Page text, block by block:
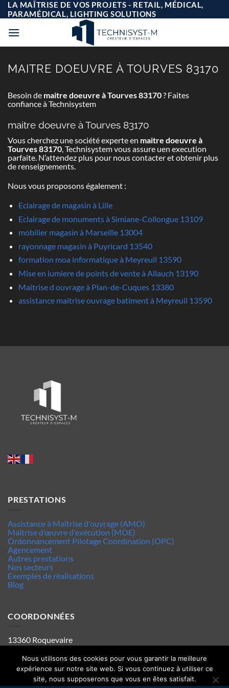
Passer
au
contenu
LA MAÎTRISE DE VOS PROJETS - RETAIL, MÉDICAL,
PARAMÉDICAL, LIGHTING SOLUTIONS
MAITRE DOEUVRE À TOURVES 83170
Besoin de maitre doeuvre à Tourves 83170? Faites
confiance à Technisystem
maitre doeuvre à Tourves 83170
Vous cherchez une société experte en maitre doeuvre à
Tourves 83170, Technisystem vous assure uen execution
parfaite. N’attendez plus pour nous contacter et obtenir plus
de renseignements.
Nous vous proposons également :
Eclairage de magasin à Lille
Eclairage de monuments à Simiane-Collongue 13109
mobilier magasin à Marseille 13004
rayonnage magasin à Puyricard 13540
formation moa informatique à Meyreuil 13590
Mise en lumiere de points de vente à Allauch 13190
Maitrise d ouvrage à Plan-de-Cuques 13380
assistance maitrise ouvrage batiment à Meyreuil 13590
PRESTATIONS
Assistance à Maîtrise d'ouvrage (AMO)
Maîtrise d’œuvre d'exécution (MOE)
Ordonnancement Pilotage Coordination (OPC)
Agencement
Autres prestations
Nos secteurs
Exemples de réalisations
Blog
COORDONNÉES
13360 Roquevaire
Tel : 06.63.70.62.44
Mentions legales
Politique de confidentialité
Nous utilisons des cookies pour vous garantir la meilleure
expérience sur notre site web. Si vous continuez à utiliser ce
site, nous supposerons que vous en êtes satisfait.